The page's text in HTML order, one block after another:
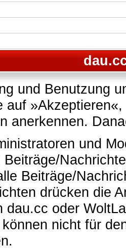
und Benutzung
auf
anerkennen.
und
Beiträge/
drücken die
dau.cc oder
nicht für